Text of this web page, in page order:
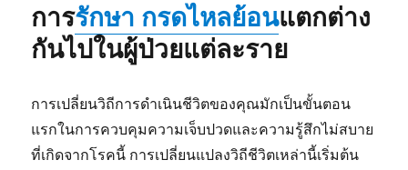
การรักษา กรดไหลย้อนแตกต่าง
กันไปในผู้ป่วยแต่ละราย
การเปลี่ยนวิถีการดำเนินชีวิตของคุณมักเป็นขั้นตอน
แรกในการควบคุมความเจ็บปวดและความรู้สึกไม่สบาย
ที่เกิดจากโรคนี้ การเปลี่ยนแปลงวิถีชีวิตเหล่านี้เริ่มต้น